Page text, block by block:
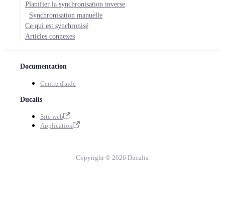
Planifier la synchronisation inverse
Synchronisation manuelle
Ce qui est synchronisé
Articles connexes
Documentation
Centre d'aide
Ducalis
Site web
Application
Copyright © 2026 Ducalis.